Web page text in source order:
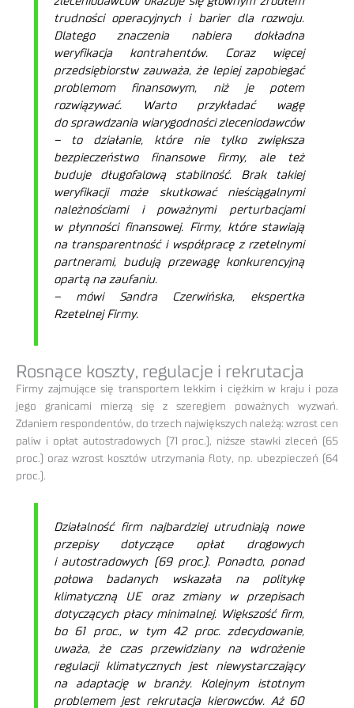
trudności operacyjnych i barier dla rozwoju.
Dlatego znaczenia nabiera dokładna
weryfikacja kontrahentów. Coraz więcej
przedsiębiorstw zauważa, że lepiej zapobiegać
problemom finansowym, niż je potem
rozwiązywać. Warto przykładać wagę
do sprawdzania wiarygodności zleceniodawców
– to działanie, które nie tylko zwiększa
bezpieczeństwo finansowe firmy, ale też
buduje długofalową stabilność. Brak takiej
weryfikacji może skutkować nieściągalnymi
należnościami i poważnymi perturbacjami
w płynności finansowej. Firmy, które stawiają
na transparentność i współpracę z rzetelnymi
partnerami, budują przewagę konkurencyjną
opartą na zaufaniu.
– mówi Sandra Czerwińska, ekspertka
Rzetelnej Firmy.
Rosnące koszty, regulacje i rekrutacja
Firmy zajmujące się transportem lekkim i ciężkim w kraju i poza
jego granicami mierzą się z szeregiem poważnych wyzwań.
Zdaniem respondentów, do trzech największych należą: wzrost cen
paliw i opłat autostradowych (71 proc.), niższe stawki zleceń (65
proc.) oraz wzrost kosztów utrzymania floty, np. ubezpieczeń (64
proc.).
Działalność firm najbardziej utrudniają nowe
przepisy dotyczące opłat drogowych
i autostradowych (69 proc.). Ponadto, ponad
połowa badanych wskazała na politykę
klimatyczną UE oraz zmiany w przepisach
dotyczących płacy minimalnej. Większość firm,
bo 61 proc., w tym 42 proc. zdecydowanie,
uważa, że czas przewidziany na wdrożenie
regulacji klimatycznych jest niewystarczający
na adaptację w branży. Kolejnym istotnym
problemem jest rekrutacja kierowców. Aż 60